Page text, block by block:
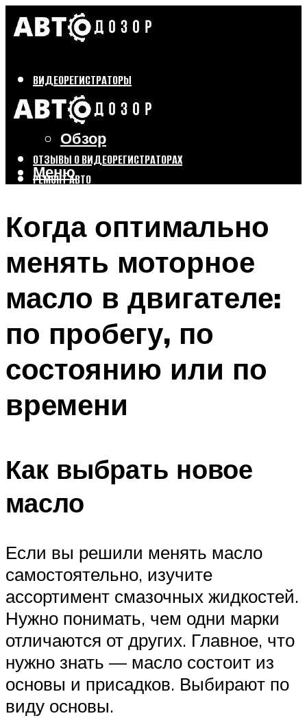
ВИДЕОРЕГИСТРАТОРЫ
Бренды
Выбор
Обзор
ОТЗЫВЫ О ВИДЕОРЕГИСТРАТОРАХ
РЕМОНТ АВТО
Меню
Меню
Когда оптимально
менять моторное
масло в двигателе:
по пробегу, по
состоянию или по
времени
Как выбрать новое
масло
Если вы решили менять масло
самостоятельно, изучите
ассортимент смазочных жидкостей.
Нужно понимать, чем одни марки
отличаются от других. Главное, что
нужно знать — масло состоит из
основы и присадков. Выбирают по
виду основы.